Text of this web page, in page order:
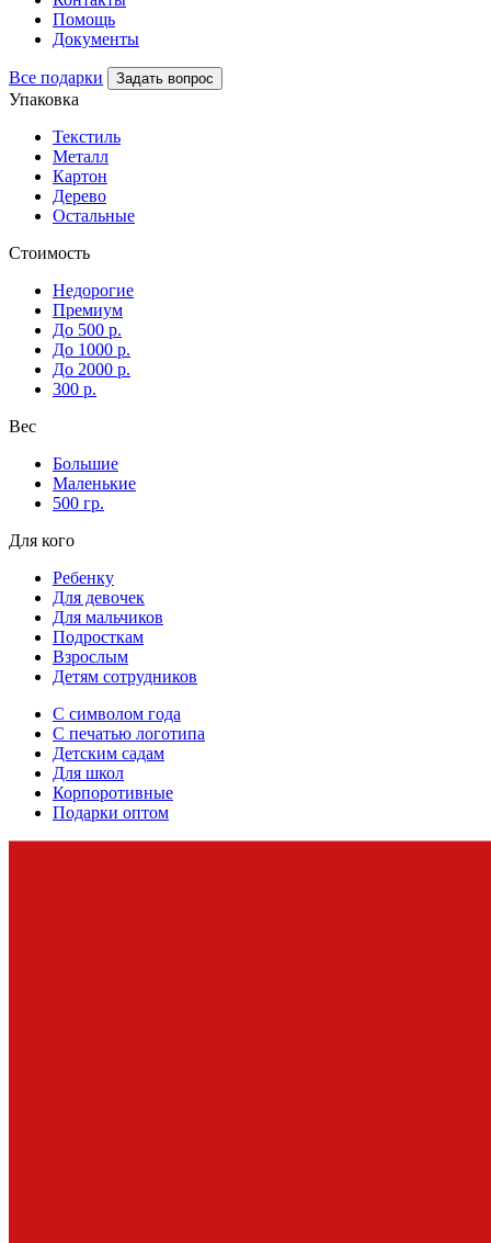
Помощь
Документы
Все подарки Задать вопрос
Упаковка
Текстиль
Металл
Картон
Дерево
Остальные
Стоимость
Недорогие
Премиум
До 500 р.
До 1000 р.
До 2000 р.
300 р.
Вес
Большие
Маленькие
500 гр.
Для кого
Ребенку
Для девочек
Для мальчиков
Подросткам
Взрослым
Детям сотрудников
С символом года
С печатью логотипа
Детским садам
Для школ
Корпоротивные
Подарки оптом